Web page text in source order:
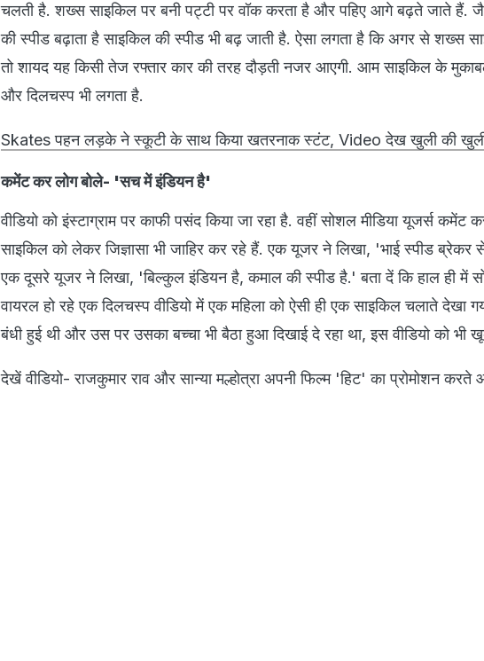
चलती है. शख्स साइकिल पर बनी पट्टी पर वॉक करता है और पहिए आगे बढ़ते जाते हैं.
की स्पीड बढ़ाता है साइकिल की स्पीड भी बढ़ जाती है. ऐसा लगता है कि अगर से शख्स
तो शायद यह किसी तेज रफ्तार कार की तरह दौड़ती नजर आएगी. आम साइकिल के
और दिलचस्प भी लगता है.
Skates पहन लड़के ने स्कूटी के साथ किया खतरनाक स्टंट, Video देख खुली की
कमेंट कर लोग बोले- 'सच में इंडियन है'
वीडियो को इंस्टाग्राम पर काफी पसंद किया जा रहा है. वहीं सोशल मीडिया यूजर्स कमेंट
साइकिल को लेकर जिज्ञासा भी जाहिर कर रहे हैं. एक यूजर ने लिखा, 'भाई स्पीड ब्रेकर
एक दूसरे यूजर ने लिखा, 'बिल्कुल इंडियन है, कमाल की स्पीड है.' बता दें कि हाल ही में
वायरल हो रहे एक दिलचस्प वीडियो में एक महिला को ऐसी ही एक साइकिल चलाते देखा
बंधी हुई थी और उस पर उसका बच्चा भी बैठा हुआ दिखाई दे रहा था, इस वीडियो को भी
देखें वीडियो- राजकुमार राव और सान्या मल्होत्रा अपनी फिल्म 'हिट' का प्रोमोशन